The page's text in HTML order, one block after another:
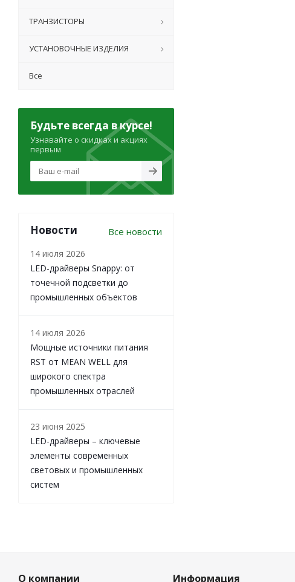
ТРАНЗИСТОРЫ
УСТАНОВОЧНЫЕ ИЗДЕЛИЯ
Все
Будьте всегда в курсе!
Узнавайте о скидках и акциях
первым
Новости Все новости
14 июля 2026
LED-драйверы Snappy: от
точечной подсветки до
промышленных объектов
14 июля 2026
Мощные источники питания
RST от MEAN WELL для
широкого спектра
промышленных отраслей
23 июня 2025
LED-драйверы – ключевые
элементы современных
световых и промышленных
систем
О компании Информация